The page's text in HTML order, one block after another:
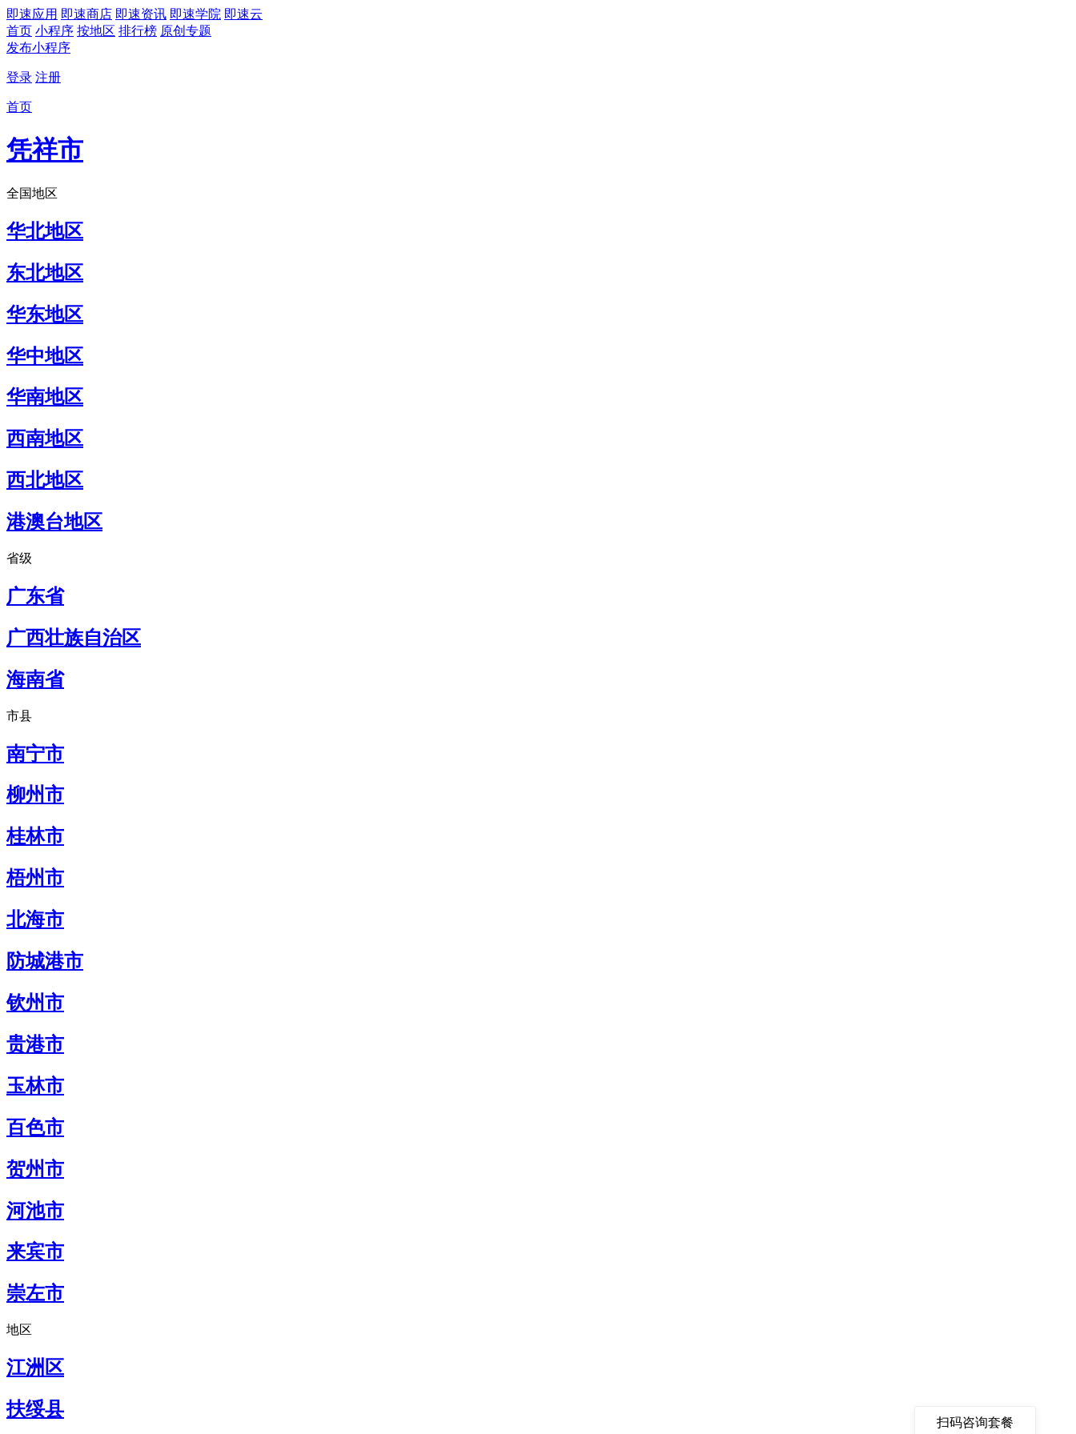
即速应用 即速商店 即速资讯 即速学院 即速云
首页 小程序 按地区 排行榜 原创专题
发布小程序
登录 注册
首页
凭祥市
全国地区
华北地区
东北地区
华东地区
华中地区
华南地区
西南地区
西北地区
港澳台地区
省级
广东省
广西壮族自治区
海南省
市县
南宁市
柳州市
桂林市
梧州市
北海市
防城港市
钦州市
贵港市
玉林市
百色市
贺州市
河池市
来宾市
崇左市
地区
江洲区
扶绥县
扫码咨询套餐